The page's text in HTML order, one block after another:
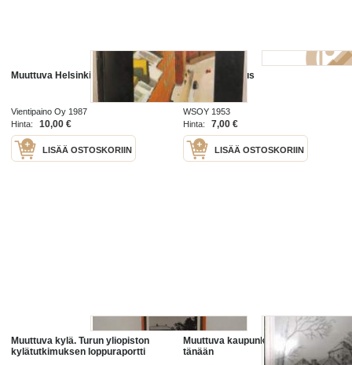
Muuttuva Helsinki
Vientipaino Oy 1987
Hinta:
10,00 €
LISÄÄ OSTOSKORIIN
Muuttuva lootus
WSOY 1953
Hinta:
7,00 €
LISÄÄ OSTOSKORIIN
Muuttuva kylä. Turun yliopiston
kylätutkimuksen loppuraportti
Muuttuva kaupunki - Turku eilen ja
tänään